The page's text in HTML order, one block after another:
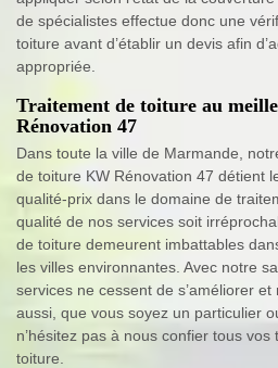
de spécialistes effectue donc une
toiture avant d’établir un devis afin
appropriée.
Traitement de toiture au
Rénovation 47
Dans toute la ville de Marmande,
de toiture KW Rénovation 47 détient
qualité-prix dans le domaine de
qualité de nos services soit
de toiture demeurent imbattables
les villes environnantes. Avec notre
services ne cessent de s’améliorer
aussi, que vous soyez un particulier
n’hésitez pas à nous confier tous
toiture.